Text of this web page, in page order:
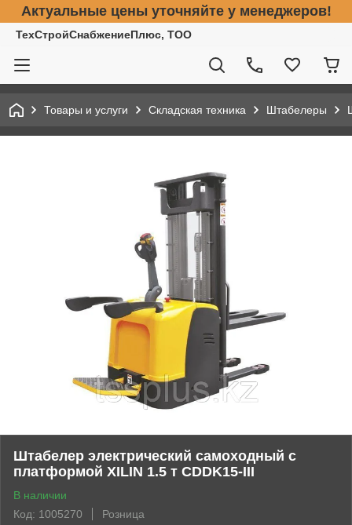
Актуальные цены уточняйте у менеджеров!
ТехСтройСнабжениеПлюс, ТОО
Товары и услуги Складская техника Штабелеры
Штабелер электрический самоходный с
платформой XILIN 1.5 т CDDK15-III
В наличии
Код: 1005270
Розница